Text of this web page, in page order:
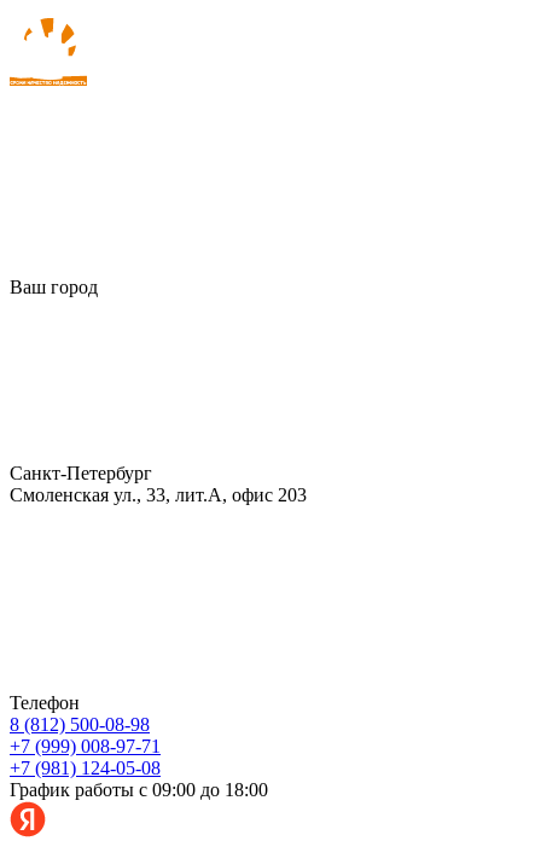
Ваш город
Санкт-Петербург
Смоленская ул., 33, лит.А, офис 203
Телефон
8 (812) 500-08-98
+7 (999) 008-97-71
+7 (981) 124-05-08
График работы с 09:00 до 18:00